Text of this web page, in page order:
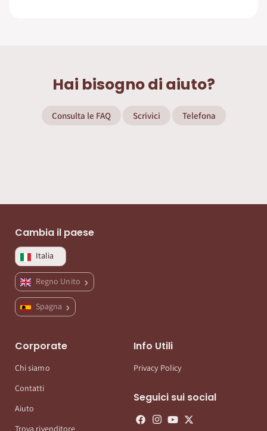
Hai bisogno di aiuto?
Consulta le FAQ Scrivici Telefona
Cambia il paese
Italia
Regno Unito
Spagna
Corporate
Chi siamo
Contatti
Aiuto
Info Utili
Privacy Policy
Seguici sui social